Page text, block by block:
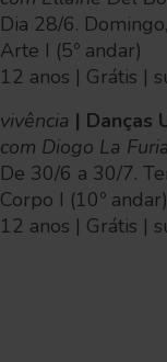
Dia 28/6.
Arte I (5º andar)
12 anos | Grátis |
vivência | Danças
com Diogo La
De 30/6 a 30/7.
Corpo I (10º andar)
12 anos | Grátis |